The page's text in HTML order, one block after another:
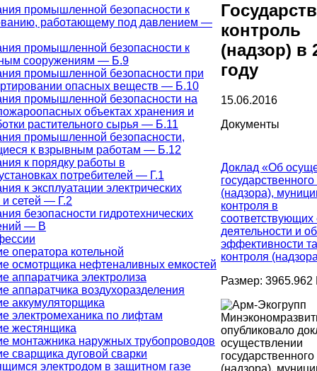
промышленной безопасности к
работающему под давлением —
промышленной безопасности к
сооружениям — Б.9
промышленной безопасности при
опасных веществ — Б.10
промышленной безопасности на
объектах хранения и
растительного сырья — Б.11
промышленной безопасности,
к взрывным работам — Б.12
к порядку работы в
потребителей — Г.1
к эксплуатации электрических
и сетей — Г.2
безопасности гидротехнических
— В
оператора котельной
осмотрщика нефтеналивных емкостей
аппаратчика электролиза
аппаратчика воздухоразделения
аккумуляторщика
электромеханика по лифтам
жестянщика
монтажника наружных трубопроводов
сварщика дуговой сварки
электродом в защитном газе
контроль
(надзор) в
году
15.06.2016
Документы
Доклад «Об
(надзора),
контроля в
деятельности и об
эффективности
контроля
Размер: 3965.962
опубликовало
осуществлении